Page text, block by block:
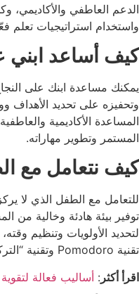
الدعم العاطفي والأكاديمي،
واستخدام استراتيجيات تعلم
كيف أساعد ابني
يمكنك مساعدة ابنك على
وتحفيزه على تحديد الأهداف
المساعدة الأكاديمية
المستمر وتطوير مهاراته.
كيف نتعامل مع
للتعامل مع الطفل الذي لا
توفير بيئة هادئة وخالية من
لتحديد الأولويات وتنظيم
تقنية Pomodoro وتقنية “التركيز العميق”.
اقرأ أكثر : أساليب فعالة لتقوية